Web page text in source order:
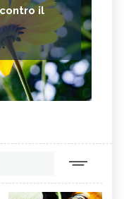
il